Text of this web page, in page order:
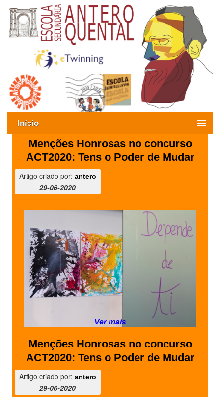
Início
Exames
ESAQ sem Bullying
SASE
Clubes Escolares
Matrículas
maESAQ
@parlamentodosjovens_esaq
@esaq.erasmus
@oficina.do.largo
@clube_robotica.esaq
Menções Honrosas no concurso
ACT2020: Tens o Poder de Mudar
Artigo criado por: antero
29-06-2020
Ver mais
Menções Honrosas no concurso
ACT2020: Tens o Poder de Mudar
Artigo criado por: antero
29-06-2020